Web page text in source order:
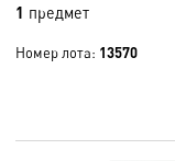
1 предмет
Номер лота: 13570